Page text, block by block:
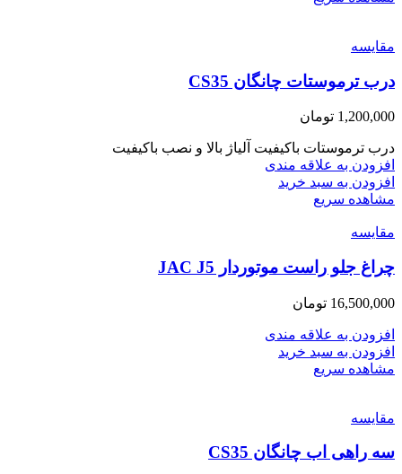
مقایسه
درب ترموستات چانگان CS35
1,200,000 تومان
درب ترموستات باکیفیت آلیاژ بالا و نصب باکیفیت
افزودن به علاقه مندی
افزودن به سبد خرید
مشاهده سریع
مقایسه
چراغ جلو راست موتوردار JAC J5
16,500,000 تومان
افزودن به علاقه مندی
افزودن به سبد خرید
مشاهده سریع
مقایسه
سه راهی اب چانگان CS35